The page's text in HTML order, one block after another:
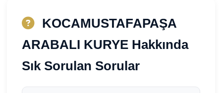
KOCAMUSTAFAPAŞA
ARABALI KURYE Hakkında
Sık Sorulan Sorular